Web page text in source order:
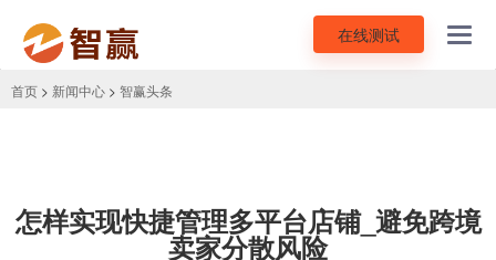
在线测试
首页 > 新闻中心 > 智赢头条
怎样实现快捷管理多平台店铺_避免跨境
卖家分散风险